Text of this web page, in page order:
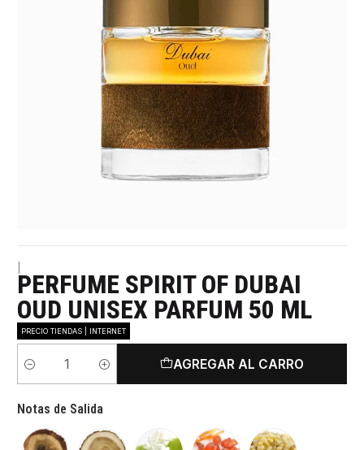
PERFUME SPIRIT OF DUBAI
OUD UNISEX PARFUM 50 ML
PRECIO TIENDAS | INTERNET
Cantidad
AGREGAR AL CARRO
Notas de Salida